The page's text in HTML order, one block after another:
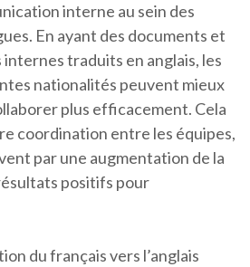
interne au sein des
En ayant des documents et
traduits en anglais, les
nationalités peuvent mieux
plus efficacement. Cela
coordination entre les équipes,
par une augmentation de la
positifs pour
du français vers l’anglais